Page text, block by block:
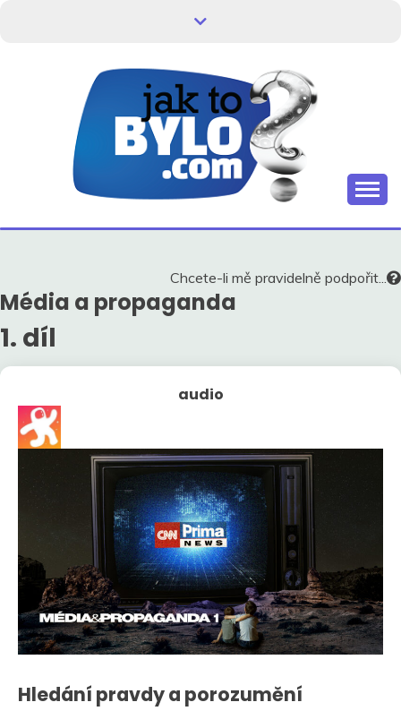
HISTORIE V
SOUVISLOSTECH
Chcete-li mě pravidelně podpořit...
Média a propaganda
1. díl
audio
Hledání pravdy a porozumění